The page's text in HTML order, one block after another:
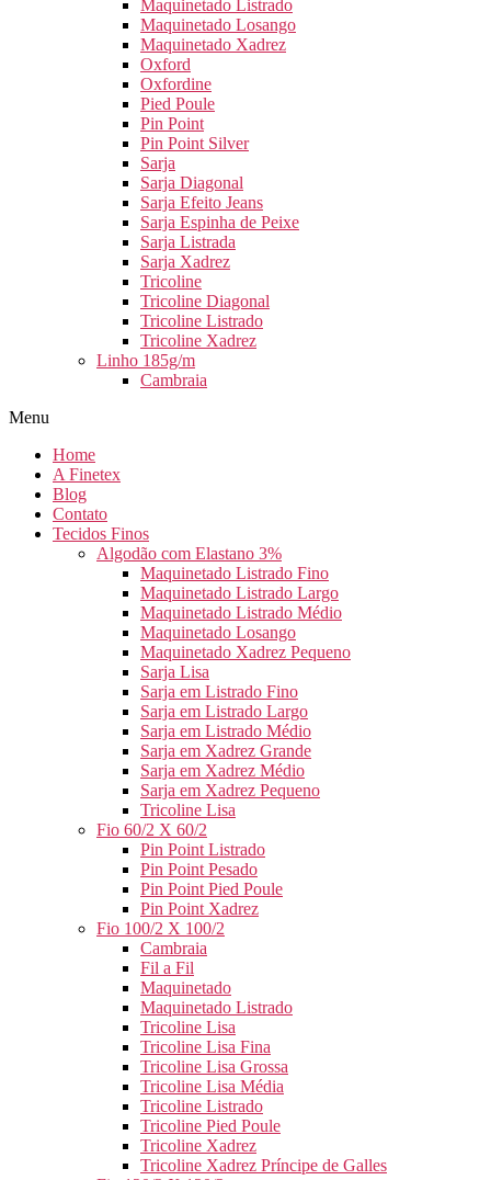
Maquinetado Listrado
Maquinetado Losango
Maquinetado Xadrez
Oxford
Oxfordine
Pied Poule
Pin Point
Pin Point Silver
Sarja
Sarja Diagonal
Sarja Efeito Jeans
Sarja Espinha de Peixe
Sarja Listrada
Sarja Xadrez
Tricoline
Tricoline Diagonal
Tricoline Listrado
Tricoline Xadrez
Linho 185g/m
Cambraia
Menu
Home
A Finetex
Blog
Contato
Tecidos Finos
Algodão com Elastano 3%
Maquinetado Listrado Fino
Maquinetado Listrado Largo
Maquinetado Listrado Médio
Maquinetado Losango
Maquinetado Xadrez Pequeno
Sarja Lisa
Sarja em Listrado Fino
Sarja em Listrado Largo
Sarja em Listrado Médio
Sarja em Xadrez Grande
Sarja em Xadrez Médio
Sarja em Xadrez Pequeno
Tricoline Lisa
Fio 60/2 X 60/2
Pin Point Listrado
Pin Point Pesado
Pin Point Pied Poule
Pin Point Xadrez
Fio 100/2 X 100/2
Cambraia
Fil a Fil
Maquinetado
Maquinetado Listrado
Tricoline Lisa
Tricoline Lisa Fina
Tricoline Lisa Grossa
Tricoline Lisa Média
Tricoline Listrado
Tricoline Pied Poule
Tricoline Xadrez
Tricoline Xadrez Príncipe de Galles